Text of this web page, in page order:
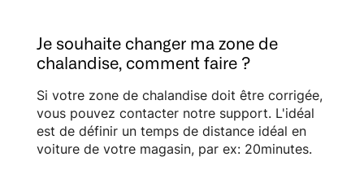
Je souhaite changer ma zone de
chalandise, comment faire ?
Si votre zone de chalandise doit être corrigée,
vous pouvez contacter notre support. L'idéal
est de définir un temps de distance idéal en
voiture de votre magasin, par ex: 20minutes.